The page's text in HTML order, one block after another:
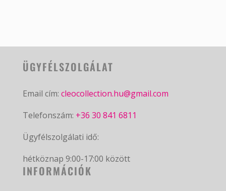
ÜGYFÉLSZOLGÁLAT
Email cím: cleocollection.hu@gmail.com
Telefonszám: +36 30 841 6811
Ügyfélszolgálati idő:
hétköznap 9:00-17:00 között
INFORMÁCIÓK